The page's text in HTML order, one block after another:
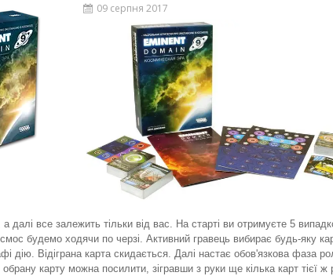
09 серпня 2017
а далі все залежить тільки від вас. На старті ви отримуєте 5
будемо ходячи по черзі. Активний гравець вибирає будь-яку
дію. Відіграна карта скидається. Далі настає обов'язкова фаза
карту можна посилити, зігравши з руки ще кілька карт тієї ж